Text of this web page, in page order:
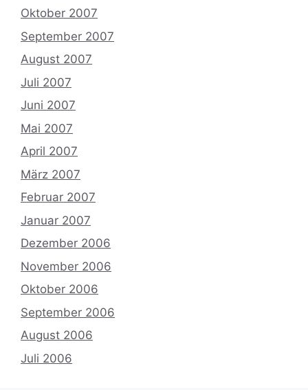
Oktober 2007
September 2007
August 2007
Juli 2007
Juni 2007
Mai 2007
April 2007
März 2007
Februar 2007
Januar 2007
Dezember 2006
November 2006
Oktober 2006
September 2006
August 2006
Juli 2006